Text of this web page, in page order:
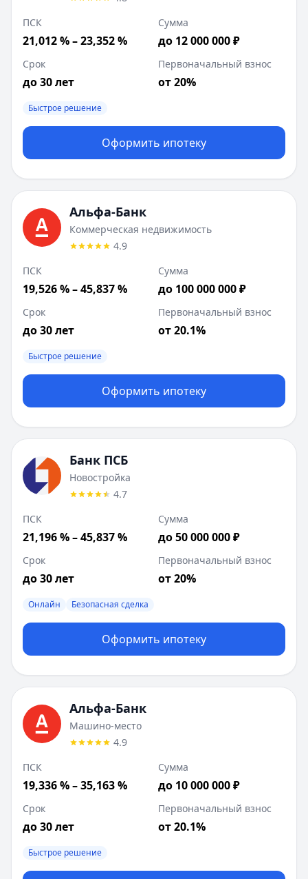
ПСК
21,012 % – 23,352 %
Сумма
до 12 000 000 ₽
Срок
до 30 лет
Первоначальный взнос
от 20%
Быстрое решение
Оформить ипотеку
Альфа-Банк
Коммерческая недвижимость
4.9
ПСК
19,526 % – 45,837 %
Сумма
до 100 000 000 ₽
Срок
до 30 лет
Первоначальный взнос
от 20.1%
Быстрое решение
Оформить ипотеку
Банк ПСБ
Новостройка
4.7
ПСК
21,196 % – 45,837 %
Сумма
до 50 000 000 ₽
Срок
до 30 лет
Первоначальный взнос
от 20%
Онлайн Безопасная сделка
Оформить ипотеку
Альфа-Банк
Машино-место
4.9
ПСК
19,336 % – 35,163 %
Сумма
до 10 000 000 ₽
Срок
до 30 лет
Первоначальный взнос
от 20.1%
Быстрое решение